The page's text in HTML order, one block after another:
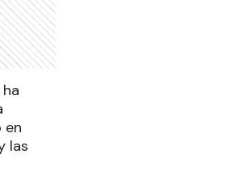
en
las